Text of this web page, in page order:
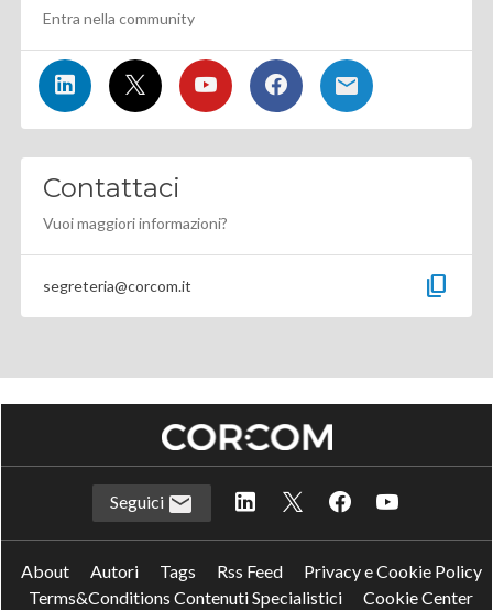
Entra nella community
Contattaci
Vuoi maggiori informazioni?
segreteria@corcom.it content_copy
Seguici
About Autori Tags Rss Feed
Privacy e Cookie Policy
Terms&Conditions Contenuti Specialistici
Cookie Center